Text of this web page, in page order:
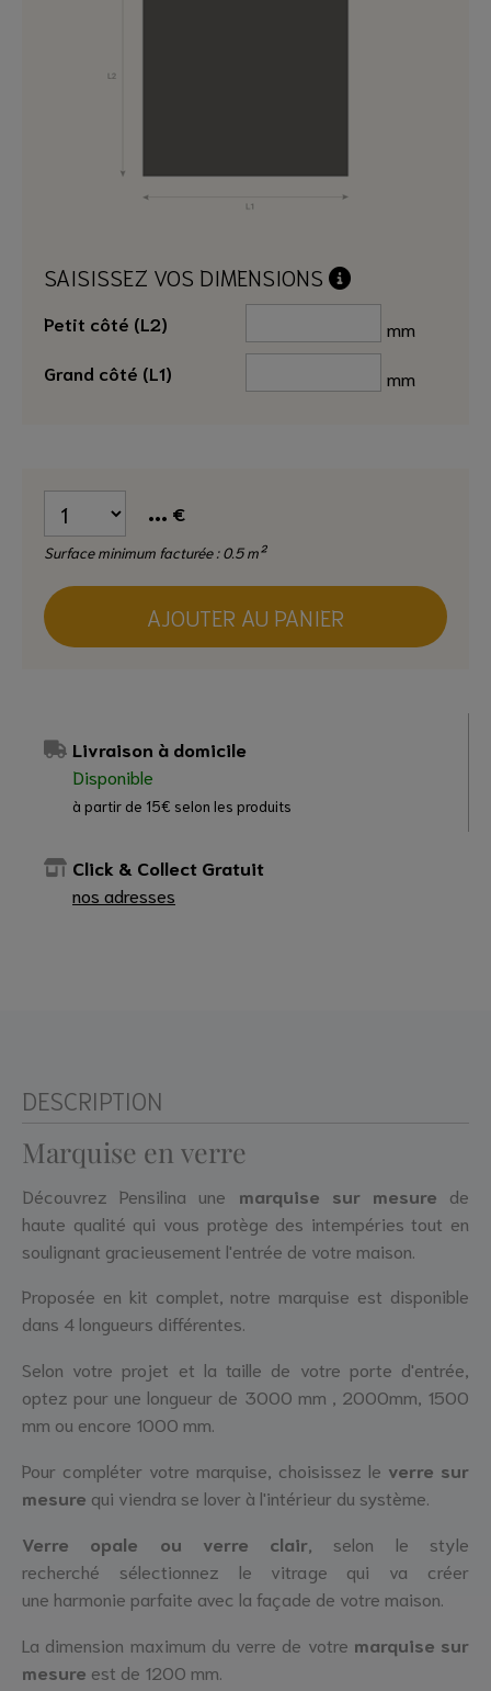
SAISISSEZ VOS DIMENSIONS
Petit côté (L2)
mm
Grand côté (L1)
mm
... €
Surface minimum facturée : 0.5 m²
AJOUTER AU PANIER
Livraison à domicile
Disponible
à partir de 15€ selon les produits
Click & Collect Gratuit
nos adresses
DESCRIPTION
Marquise en verre
Découvrez Pensilina une marquise sur mesure de
haute qualité qui vous protège des intempéries tout en
soulignant gracieusement l'entrée de votre maison.
Proposée en kit complet, notre marquise est disponible
dans 4 longueurs différentes.
Selon votre projet et la taille de votre porte d'entrée,
optez pour une longueur de 3000 mm , 2000mm, 1500
mm ou encore 1000 mm.
Pour compléter votre marquise, choisissez le verre sur
mesure qui viendra se lover à l'intérieur du système.
Verre opale ou verre clair,
selon le style
recherché sélectionnez le vitrage qui va créer
une harmonie parfaite avec la façade de votre maison.
La dimension maximum du verre de votre marquise sur
mesure est de 1200 mm.